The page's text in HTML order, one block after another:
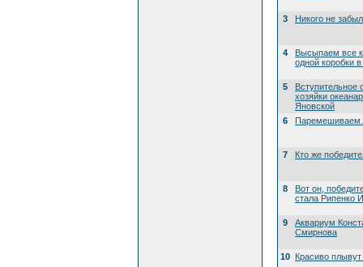
3 Никого не
4
Высыпаем все
одной коробки
5
Вступительное
хозяйки
Яновской
6
7 Кто же
8
Вот он,
стала Рипенко
9
Аквариум
Смирнова
10 Красиво плывут